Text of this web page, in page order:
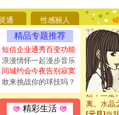
通 性感丽人
精品专题推荐
短信企业通秀百变功能
浪漫情怀一起漫步音乐
同城约会今夜告别寂寞
敢来挑战你的球技吗？
精彩生活
都要快乐
[圣诞节]
如意,快
[元旦]看
断电。
你是我专
[元旦]如
起；二是
离。水晶
[元旦]当